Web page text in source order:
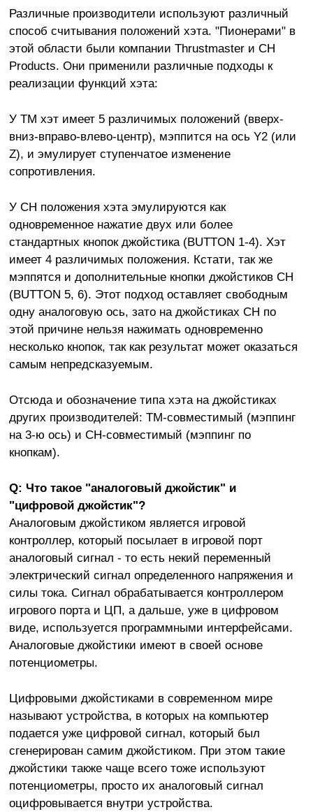
Различные производители используют различный
способ считывания положений хэта. "Пионерами" в
этой области были компании Thrustmaster и CH
Products. Они применили различные подходы к
реализации функций хэта:
У ТМ хэт имеет 5 различимых положений (вверх-
вниз-вправо-влево-центр), мэппится на ось Y2 (или
Z), и эмулирует ступенчатое изменение
сопротивления.
У СН положения хэта эмулируются как
одновременное нажатие двух или более
стандартных кнопок джойстика (BUTTON 1-4). Хэт
имеет 4 различимых положения. Кстати, так же
мэппятся и дополнительные кнопки джойстиков СН
(BUTTON 5, 6). Этот подход оставляет свободным
одну аналоговую ось, зато на джойстиках СН по
этой причине нельзя нажимать одновременно
несколько кнопок, так как результат может оказаться
самым непредсказуемым.
Отсюда и обозначение типа хэта на джойстиках
других производителей: ТМ-совместимый (мэппинг
на 3-ю ось) и СН-совместимый (мэппинг по
кнопкам).
Q: Что такое "аналоговый джойстик" и
"цифровой джойстик"?
Аналоговым джойстиком является игровой
контроллер, который посылает в игровой порт
аналоговый сигнал - то есть некий переменный
электрический сигнал определенного напряжения и
силы тока. Сигнал обрабатывается контроллером
игрового порта и ЦП, а дальше, уже в цифровом
виде, используется программными интерфейсами.
Аналоговые джойстики имеют в своей основе
потенциометры.
Цифровыми джойстиками в современном мире
называют устройства, в которых на компьютер
подается уже цифровой сигнал, который был
сгенерирован самим джойстиком. При этом такие
джойстики также чаще всего тоже используют
потенциометры, просто их аналоговый сигнал
оцифровывается внутри устройства.